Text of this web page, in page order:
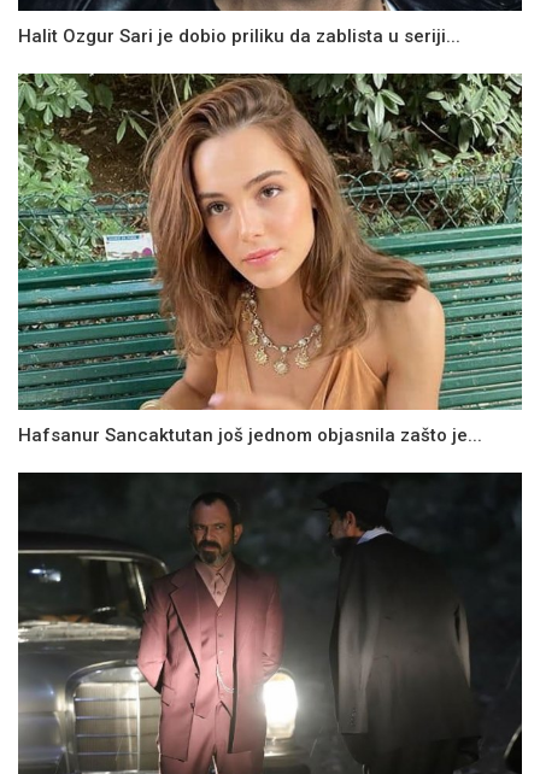
Halit Ozgur Sari je dobio priliku da zablista u seriji...
Hafsanur Sancaktutan još jednom objasnila zašto je...